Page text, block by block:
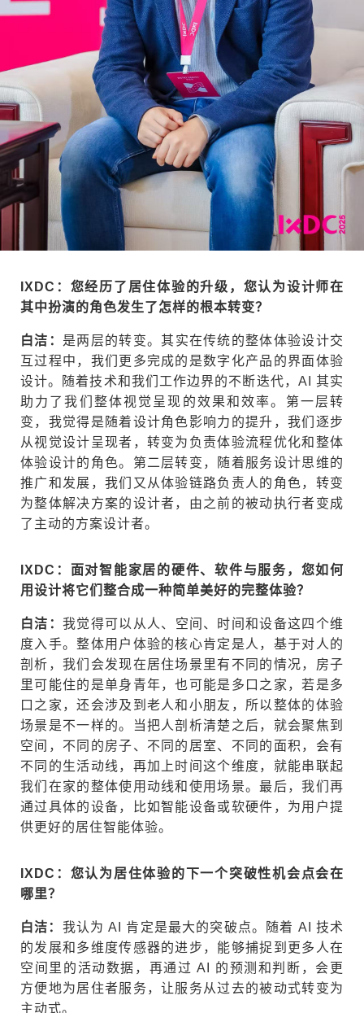
IXDC：您经历了居住体验的升级，您认为设计师在
其中扮演的角色发生了怎样的根本转变？
白洁： 是两层的转变。其实在传统的整体体验设计交
互过程中，我们更多完成的是数字化产品的界面体验
设计。随着技术和我们工作边界的不断迭代，AI 其实
助力了我们整体视觉呈现的效果和效率。第一层转
变，我觉得是随着设计角色影响力的提升，我们逐步
从视觉设计呈现者，转变为负责体验流程优化和整体
体验设计的角色。第二层转变，随着服务设计思维的
推广和发展，我们又从体验链路负责人的角色，转变
为整体解决方案的设计者，由之前的被动执行者变成
了主动的方案设计者。
IXDC：面对智能家居的硬件、软件与服务，您如何
用设计将它们整合成一种简单美好的完整体验？
白洁： 我觉得可以从人、空间、时间和设备这四个维
度入手。整体用户体验的核心肯定是人，基于对人的
剖析，我们会发现在居住场景里有不同的情况，房子
里可能住的是单身青年，也可能是多口之家，若是多
口之家，还会涉及到老人和小朋友，所以整体的体验
场景是不一样的。当把人剖析清楚之后，就会聚焦到
空间，不同的房子、不同的居室、不同的面积，会有
不同的生活动线，再加上时间这个维度，就能串联起
我们在家的整体使用动线和使用场景。最后，我们再
通过具体的设备，比如智能设备或软硬件，为用户提
供更好的居住智能体验。
IXDC：您认为居住体验的下一个突破性机会点会在
哪里？
白洁： 我认为 AI 肯定是最大的突破点。随着 AI 技术
的发展和多维度传感器的进步，能够捕捉到更多人在
空间里的活动数据，再通过 AI 的预测和判断，会更
方便地为居住者服务，让服务从过去的被动式转变为
主动式。